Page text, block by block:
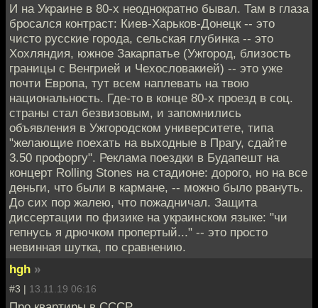
И на Украине в 80-х неоднократно бывал. Там в глаза
бросался контраст: Киев-Харьков-Донецк -- это
чисто русские города, сельская глубинка -- это
Хохляндия, южное Закарпатье (Ужгород, близость
границы с Венгрией и Чехословакией) -- это уже
почти Европа, тут всем наплевать на твою
национальность. Где-то в конце 80-х проезд в соц.
страны стал безвизовым, и запомнились
объявления в Ужгородском университете, типа
"желающие поехать на выходные в Прагу, сдайте
3.50 профоргу". Реклама поездки в Будапешт на
концерт Rolling Stones на стадионе: дорого, но на все
деньги, что были в кармане, -- можно было рвануть.
До сих пор жалею, что пожадничал. Защита
диссертации по физике на украинском языке: "чи
гепнусь я дрючком пропертый..." -- это просто
невинная шутка, по сравнению.
hgh »
#3 | 13.11.19 06:16